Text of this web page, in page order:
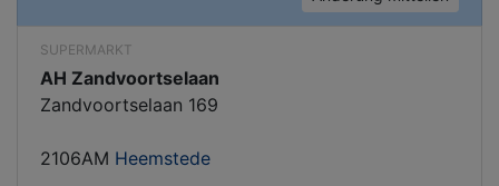
SUPERMARKT
AH Zandvoortselaan
Zandvoortselaan 169
2106AM Heemstede